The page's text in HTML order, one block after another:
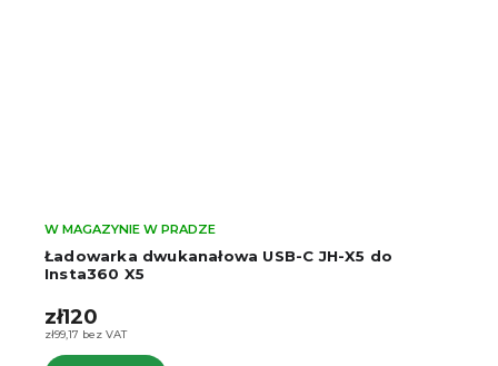
Ładowarka dwukanałowa USB-C JH-X5 do
Insta360 X5
W MAGAZYNIE W PRADZE
zł99,17 bez VAT
zł120